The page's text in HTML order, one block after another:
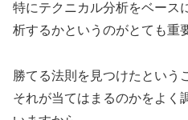
特にテクニカル分析をベース
析するかというのがとても重
勝てる法則を見つけたという
それが当てはまるのかをよく